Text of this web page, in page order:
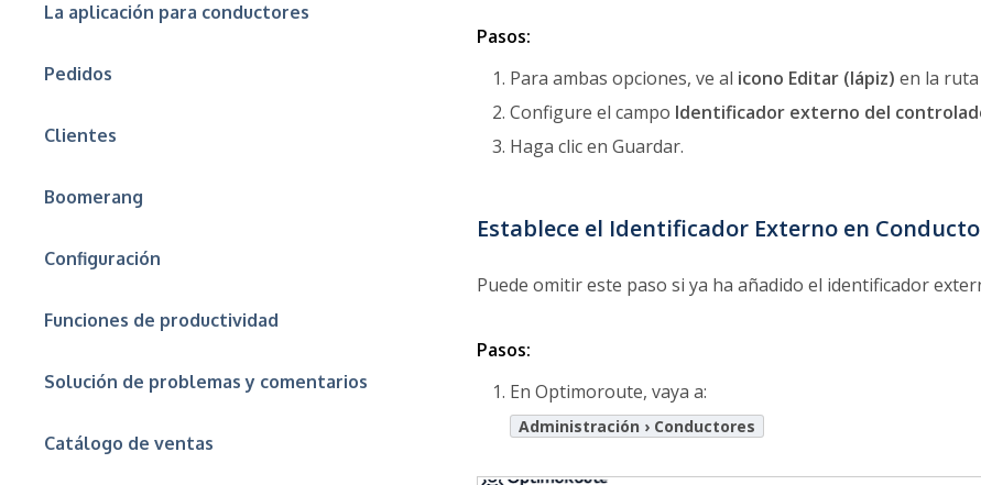
La aplicación para conductores
Pedidos
Clientes
Boomerang
Configuración
Funciones de productividad
Solución de problemas y comentarios
Catálogo de ventas
Pasos:
Para ambas opciones, ve al icono Editar (lápiz)en la
Configure el campo Identificador externo del
Haga clic en Guardar.
Establece el Identificador Externo en
Puede omitir este paso si ya ha añadido el identificador
Pasos:
En Optimoroute, vaya a:
Administración › Conductores